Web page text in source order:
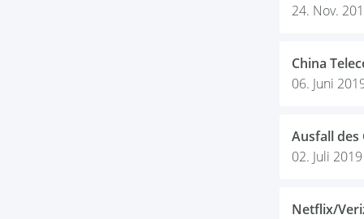
24. Nov.
China
06. Juni
Ausfall des
02. Juli
Netflix/